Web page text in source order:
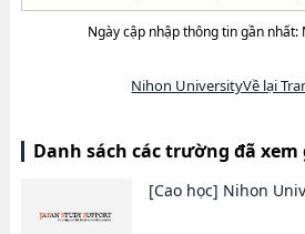
Ngày cập nhập thông tin gần
Nihon UniversityVề lại
Danh sách các trường đã xem
[Cao học] Nihon